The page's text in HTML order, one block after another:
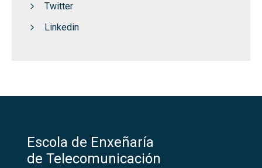
Twitter
Linkedin
Escola de Enxeñaría
de Telecomunicación